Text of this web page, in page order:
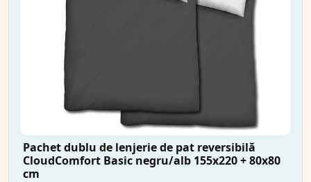
Pachet dublu de lenjerie de pat reversibilă
CloudComfort Basic negru/alb 155x220 + 80x80
cm